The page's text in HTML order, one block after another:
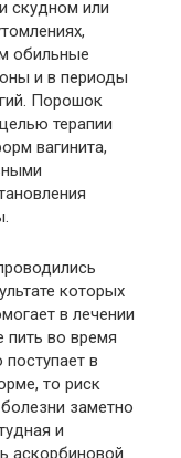
скудном или
обильные
и в периоды
Порошок
терапии
вагинита,
которых
в лечении
пить во время
в
то риск
заметно
и
аскорбиновой